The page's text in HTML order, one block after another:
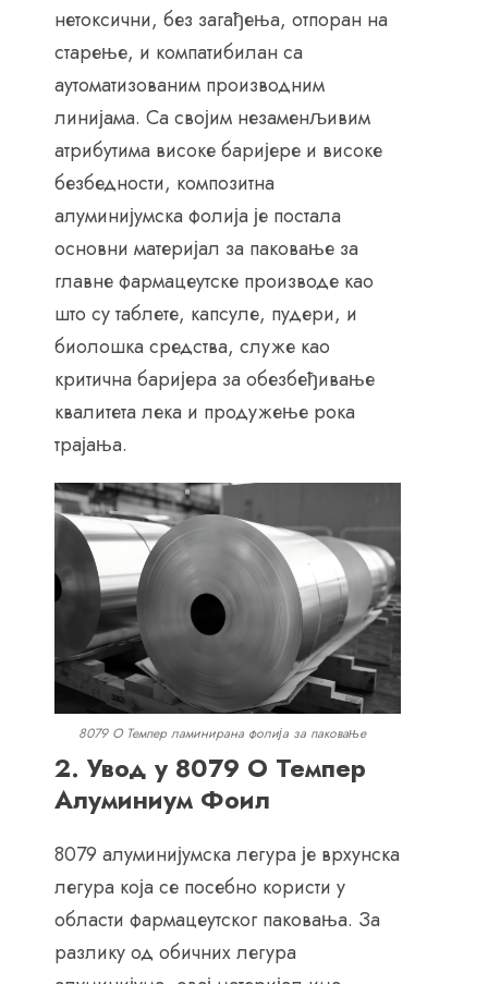
нетоксични, без загађења, отпоран на
старење, и компатибилан са
аутоматизованим производним
линијама. Са својим незаменљивим
атрибутима високе баријере и високе
безбедности, композитна
алуминијумска фолија је постала
основни материјал за паковање за
главне фармацеутске производе као
што су таблете, капсуле, пудери, и
биолошка средства, служе као
критична баријера за обезбеђивање
квалитета лека и продужење рока
трајања.
8079 О Темпер ламинирана фолија за паковање
2. Увод у 8079 О Темпер
Алуминиум Фоил
8079 алуминијумска легура је врхунска
легура која се посебно користи у
области фармацеутског паковања. За
разлику од обичних легура